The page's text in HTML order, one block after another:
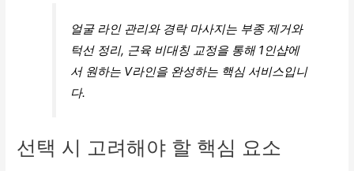
얼굴 라인 관리와 경락 마사지는 부종 제거와
턱선 정리, 근육 비대칭 교정을 통해 1인샵에
서 원하는 V라인을 완성하는 핵심 서비스입니
다.
선택 시 고려해야 할 핵심 요소